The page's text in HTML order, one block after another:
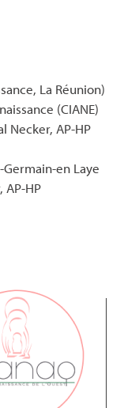
La Réunion)
(CIANE)
Necker, AP-HP
en Laye
HP